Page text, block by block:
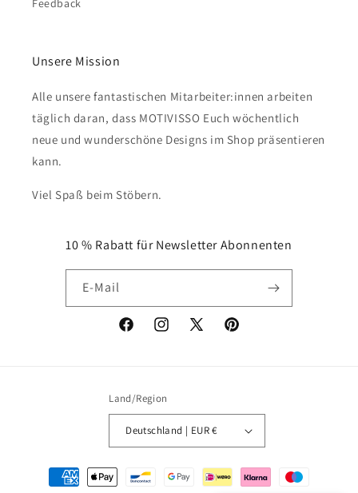
Unsere Mission
Alle unsere fantastischen Mitarbeiter:innen arbeiten
täglich daran, dass MOTIVISSO Euch wöchentlich
neue und wunderschöne Designs im Shop präsentieren
kann.
Viel Spaß beim Stöbern.
10 % Rabatt für Newsletter Abonnenten
E-Mail
FacebookInstagram
X
Pinterest
Land/Region
Deutschland | EUR €
Zahlungsmethoden